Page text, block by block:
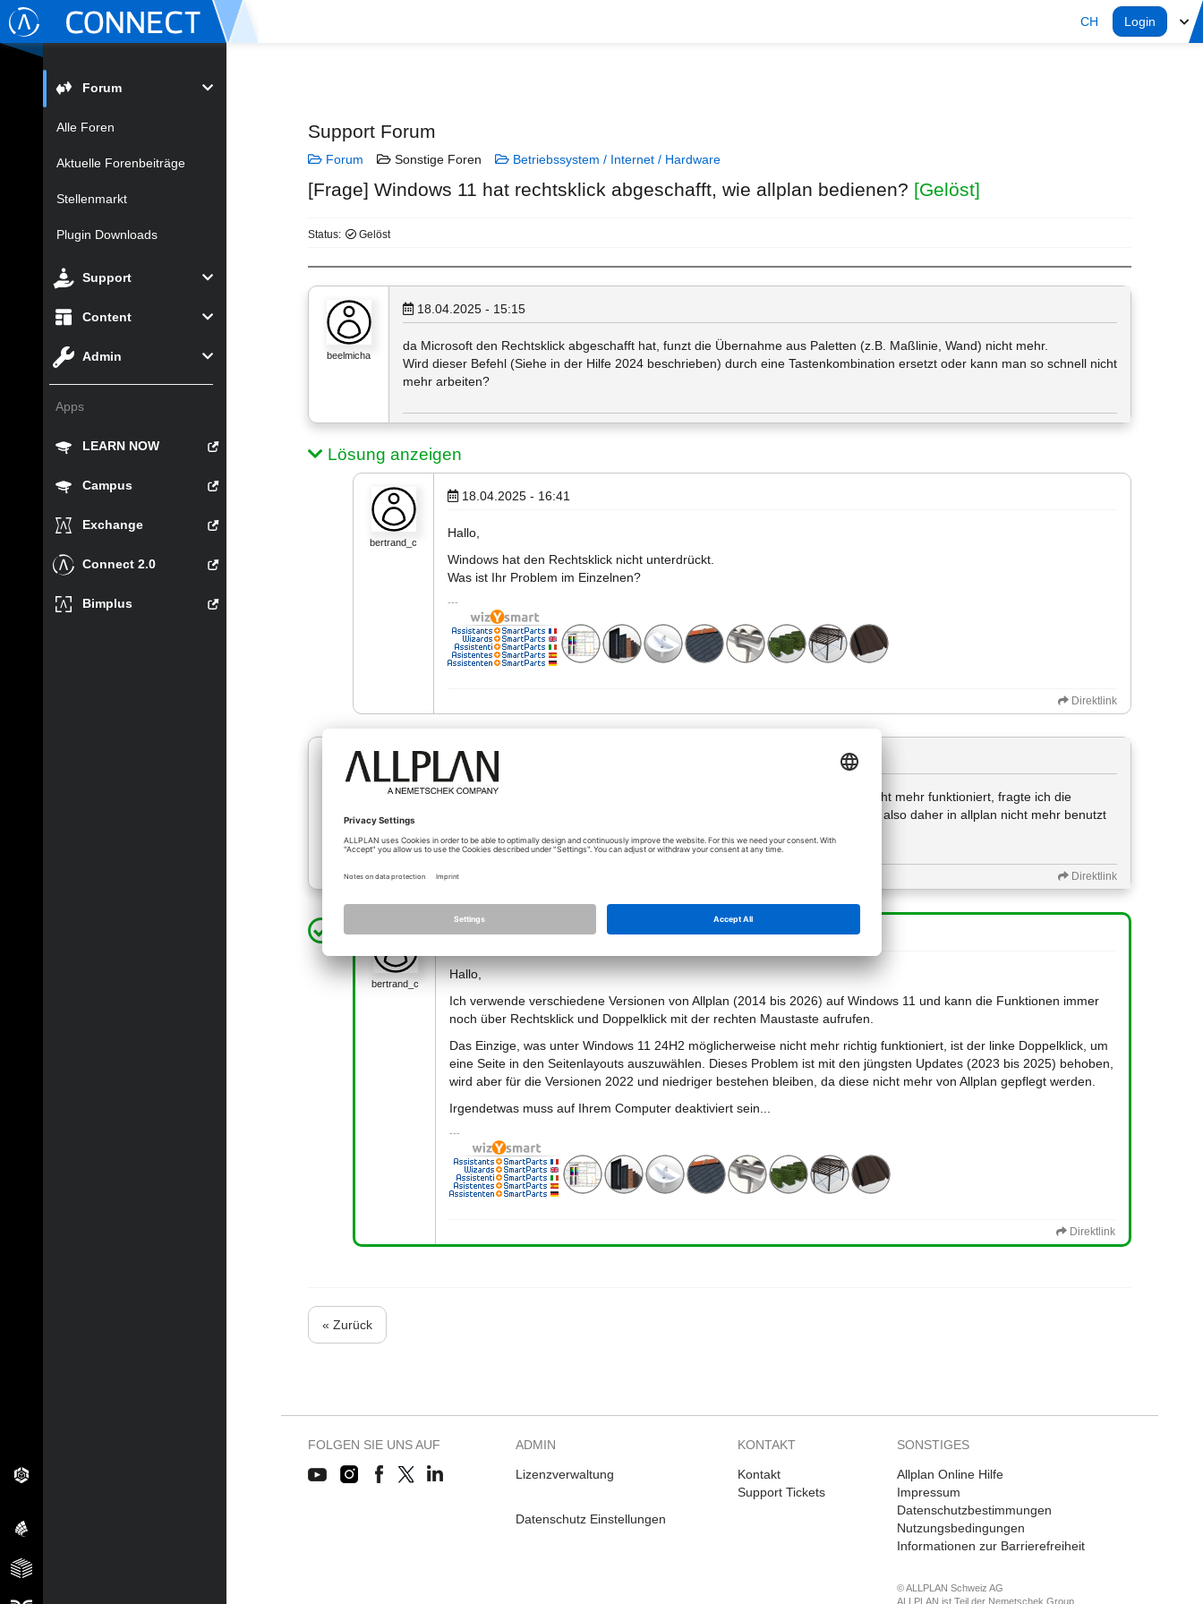
CH Login
Forum
Alle Foren
Aktuelle Forenbeiträge
Stellenmarkt
Plugin Downloads
Support
Content
Admin
Apps
LEARN NOW
Campus
Exchange
Connect 2.0
Bimplus
Support Forum
Forum Sonstige Foren Betriebssystem / Internet / Hardware
[Frage] Windows 11 hat rechtsklick abgeschafft, wie allplan bedienen? [Gelöst]
Status: Gelöst
beelmicha
18.04.2025 - 15:15
da Microsoft den Rechtsklick abgeschafft hat, funzt die Übernahme aus Paletten (z.B. Maßlinie, Wand) nicht mehr.
Wird dieser Befehl (Siehe in der Hilfe 2024 beschrieben) durch eine Tastenkombination ersetzt oder kann man so schnell nicht
mehr arbeiten?
Lösung anzeigen
bertrand_c
18.04.2025 - 16:41
Hallo,
Windows hat den Rechtsklick nicht unterdrückt.
Was ist Ihr Problem im Einzelnen?
Direktlink
18.04.2025 - 17:44
unser System wurde auf Windows 11 neu aufgesetzt. Da der Rechtsklick seitdem nicht mehr funktioniert, fragte ich die
Systemadministratoren und erhielt die Auskunft, dass das bei win11 nicht mehr geht, also daher in allplan nicht mehr benutzt
Direktlink
bertrand_c
19.04.2025 - 00:13 * [Lösung]
Hallo,
Ich verwende verschiedene Versionen von Allplan (2014 bis 2026) auf Windows 11 und kann die Funktionen immer
noch über Rechtsklick und Doppelklick mit der rechten Maustaste aufrufen.
Das Einzige, was unter Windows 11 24H2 möglicherweise nicht mehr richtig funktioniert, ist der linke Doppelklick, um
eine Seite in den Seitenlayouts auszuwählen. Dieses Problem ist mit den jüngsten Updates (2023 bis 2025) behoben,
wird aber für die Versionen 2022 und niedriger bestehen bleiben, da diese nicht mehr von Allplan gepflegt werden.
Irgendetwas muss auf Ihrem Computer deaktiviert sein...
Direktlink
« Zurück
FOLGEN SIE UNS AUF ADMIN
Lizenzverwaltung
Datenschutz Einstellungen
KONTAKT
Kontakt
Support Tickets
SONSTIGES
Allplan Online Hilfe
Impressum
Datenschutzbestimmungen
Nutzungsbedingungen
Informationen zur Barrierefreiheit
© ALLPLAN Schweiz AG
ALLPLAN ist Teil der Nemetschek Group